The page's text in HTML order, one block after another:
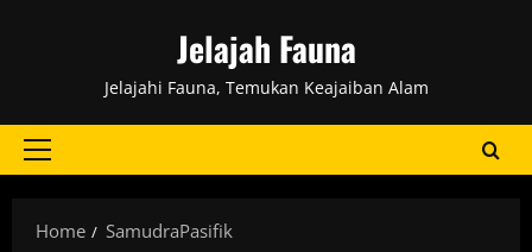
Jelajah Fauna
Jelajahi Fauna, Temukan Keajaiban Alam
Primary
Home
SamudraPasifik